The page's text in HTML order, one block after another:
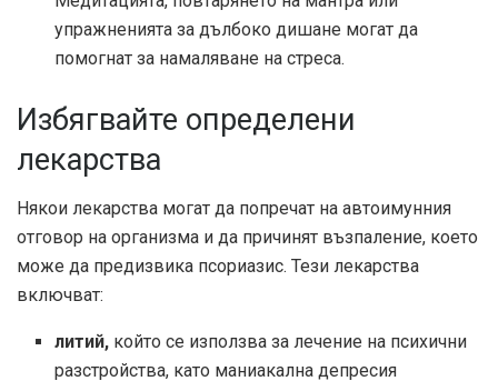
упражненията за дълбоко дишане могат да
помогнат за намаляване на стреса.
Избягвайте определени
лекарства
Някои лекарства могат да попречат на автоимунния
отговор на организма и да причинят възпаление, което
може да предизвика псориазис. Тези лекарства
включват:
литий, който се използва за лечение на психични
разстройства, като маниакална депресия